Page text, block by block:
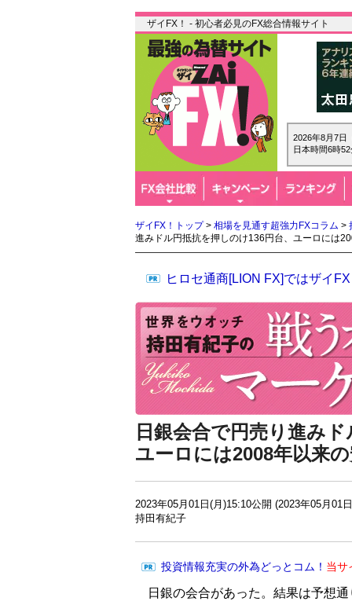
ザイFX！ - 初心者必見のFX総合情報サイト
2026年8月7日
日本時間6時
ザイFX！トップ> 相場を見通す超強力FXコラム >
進みドル円抵抗を押しのけ136円台、ユーロには
ヒロセ通商[LION FX]ではザイ
日銀会合で円売り進みド
ユーロには2008年以来
2023年05月01日(月)15:10公開 (2023年05月01
持田有紀子
投資情報充実の外為どっとコム！ 当サ
日銀の会合があった。結果は予想通